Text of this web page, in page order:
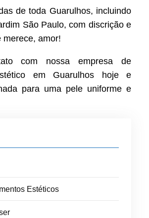
Estéticos
de toda Guarulhos, incluindo
São Paulo, com discrição e
merece, amor!
com nossa empresa de
em Guarulhos hoje e
para uma pele uniforme e